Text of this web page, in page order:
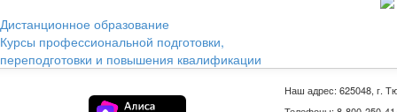
Дистанционное образование
Курсы профессиональной подготовки,
переподготовки и повышения квалификации
Наш адрес: 625048, г.